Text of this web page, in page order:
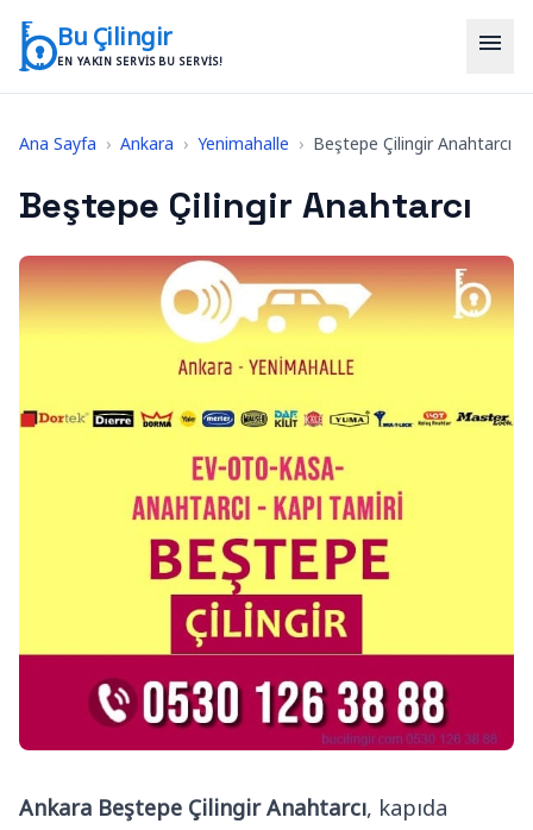
Bu Çilingir
EN YAKIN SERVIS BU SERVIS!
menu
Ana Sayfa › Ankara › Yenimahalle › Beştepe Çilingir Anahtarcı
Beştepe Çilingir Anahtarcı
Ankara Beştepe Çilingir Anahtarcı, kapıda